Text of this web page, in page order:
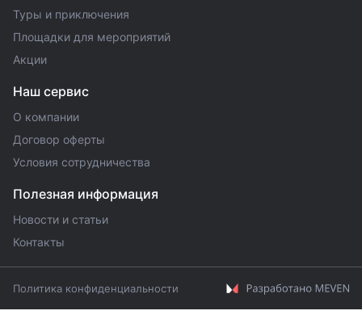
Туры и приключения
Площадки для мероприятий
Акции
Наш сервис
О компании
Договор оферты
Условия сотрудничества
Полезная информация
Новости и статьи
Контакты
Политика конфиденциальности